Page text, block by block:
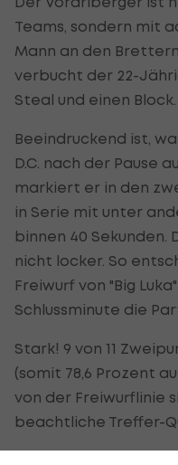
Teams, sondern mit
Mann an den
verbucht der 22-
Steal und einen Block.
Beeindruckend ist,
D.C. nach der Pause
markiert er in den
in Serie mit unter
binnen 40 Sekunden.
nicht locker. So
Freiwurf von "Big
Schlussminute die
Stark! 9 von 11
(somit 78,6 Prozent
von der Freiwurflinie
beachtliche Treffer-